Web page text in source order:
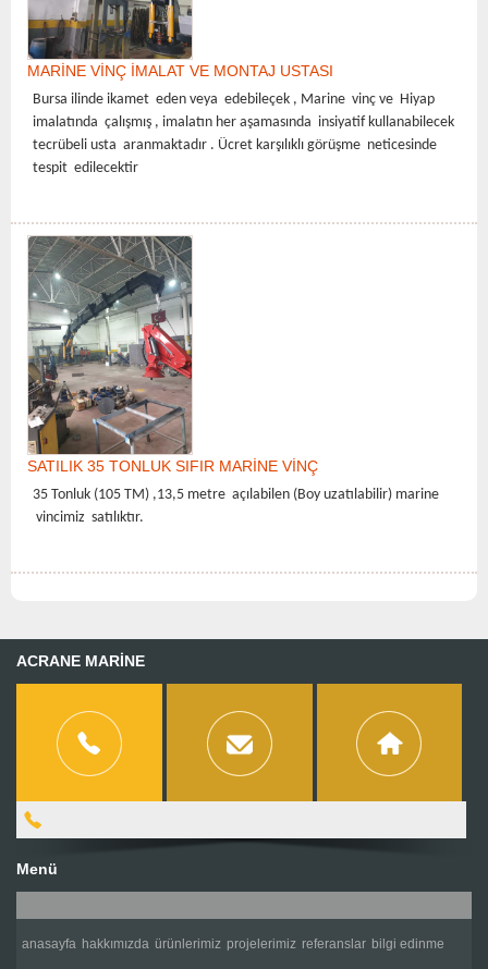
MARİNE VİNÇ İMALAT VE MONTAJ USTASI
Bursa ilinde ikamet eden veya edebileçek , Marine vinç ve Hiyap
imalatında çalışmış , imalatın her aşamasında insiyatif kullanabilecek
tecrübeli usta aranmaktadır . Ücret karşılıklı görüşme neticesinde
tespit edilecektir
SATILIK 35 TONLUK SIFIR MARİNE VİNÇ
35 Tonluk (105 TM) ,13,5 metre açılabilen (Boy uzatılabilir) marine
vincimiz satılıktır.
ACRANE MARİNE
Menü
anasayfa hakkımızda ürünlerimiz projelerimiz referanslar bilgi edinme